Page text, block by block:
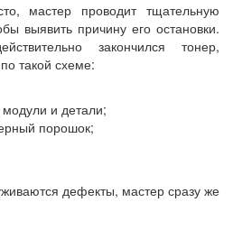
мастер проводит тщательную
выявить причину его остановки.
закончился тонер,
такой схеме:
и детали;
порошок;
дефекты, мастер сразу же